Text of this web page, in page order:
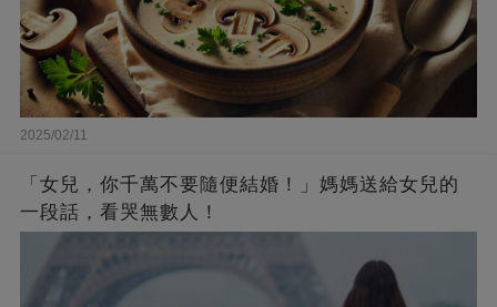
2025/02/11
「女兒，你千萬不要隨便結婚！」媽媽送給女兒的
一段話，看哭無數人！